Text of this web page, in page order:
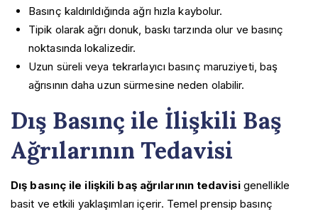
Basınç kaldırıldığında ağrı hızla kaybolur.
Tipik olarak ağrı donuk, baskı tarzında olur ve basınç
noktasında lokalizedir.
Uzun süreli veya tekrarlayıcı basınç maruziyeti, baş
ağrısının daha uzun sürmesine neden olabilir.
Dış Basınç ile İlişkili Baş
Ağrılarının Tedavisi
Dış basınç ile ilişkili baş ağrılarının tedavisigenellikle
basit ve etkili yaklaşımları içerir. Temel prensip basınç